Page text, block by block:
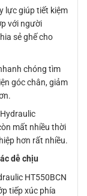
lực giúp tiết kiệm
với người
sẻ ghế cho
chóng tìm
góc chân, giảm
mất nhiều thời
hơn rất nhiều.
dễ chịu
HT550BCN
tiếp xúc phía